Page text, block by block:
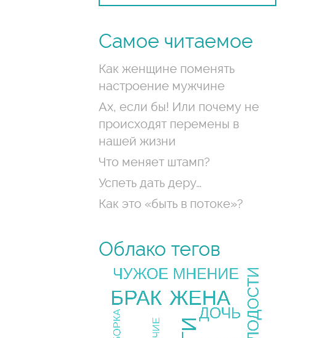
Самое читаемое
Как женщине поменять
настроение мужчине
Ах, если бы! Или почему не
происходят перемены в
нашей жизни
Что меняет штамп?
Успеть дать деру…
Как это «быть в потоке»?
Облако тегов